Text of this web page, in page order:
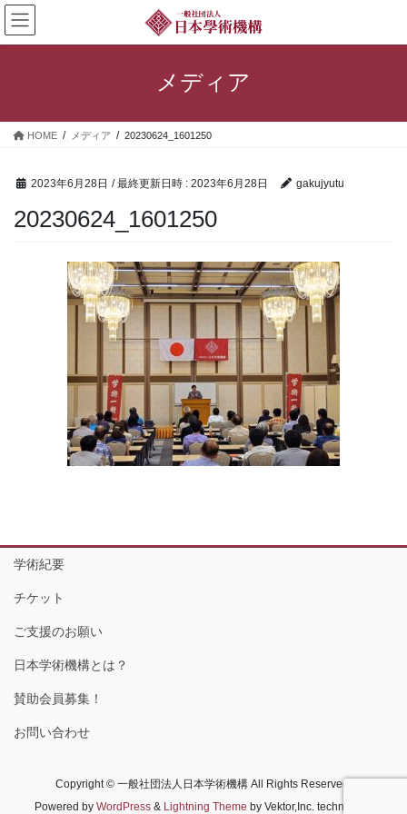
コ
ン
テ
ス
ナ
ビ
ゲ
ン
メディア
HOME メディア 20230624_1601250
2023年6月28日 / 最終更新日時 : 2023年6月28日 gakujyutu
20230624_1601250
学術紀要
チケット
ご支援のお願い
日本学術機構とは？
賛助会員募集！
お問い合わせ
Copyright © 一般社団法人日本学術機構 All Rights Reserved.
Powered by WordPress& Lightning Theme by Vektor,Inc. technology.